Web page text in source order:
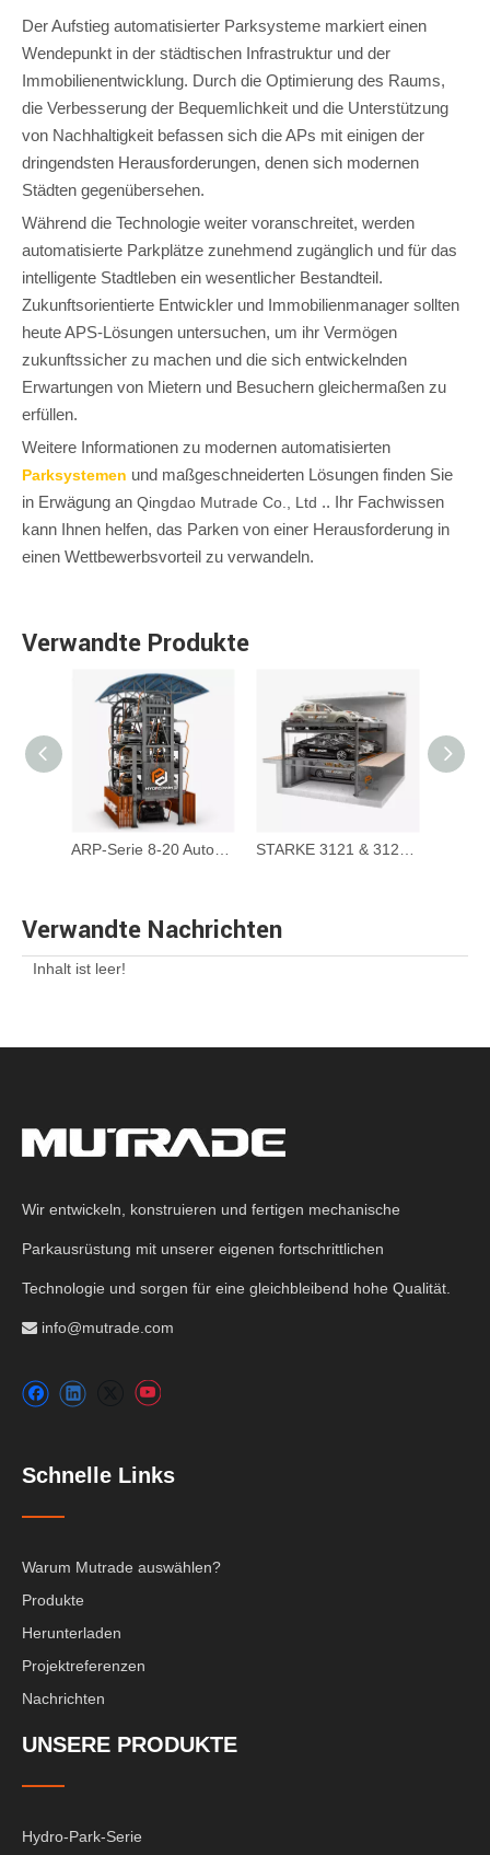
Der Aufstieg automatisierter Parksysteme markiert einen
Wendepunkt in der städtischen Infrastruktur und der
Immobilienentwicklung. Durch die Optimierung des Raums,
die Verbesserung der Bequemlichkeit und die Unterstützung
von Nachhaltigkeit befassen sich die APs mit einigen der
dringendsten Herausforderungen, denen sich modernen
Städten gegenübersehen.
Während die Technologie weiter voranschreitet, werden
automatisierte Parkplätze zunehmend zugänglich und für das
intelligente Stadtleben ein wesentlicher Bestandteil.
Zukunftsorientierte Entwickler und Immobilienmanager sollten
heute APS-Lösungen untersuchen, um ihr Vermögen
zukunftssicher zu machen und die sich entwickelnden
Erwartungen von Mietern und Besuchern gleichermaßen zu
erfüllen.
Weitere Informationen zu modernen automatisierten
Parksystemen und maßgeschneiderten Lösungen finden Sie
in Erwägung an Qingdao Mutrade Co., Ltd .. Ihr Fachwissen
kann Ihnen helfen, das Parken von einer Herausforderung in
einen Wettbewerbsvorteil zu verwandeln.
Verwandte Produkte
Verwandte Nachrichten
Inhalt ist leer!
Wir entwickeln, konstruieren und fertigen mechanische
Parkausrüstung mit unserer eigenen fortschrittlichen
Technologie und sorgen für eine gleichbleibend hohe Qualität.
 info@mutrade.com
Schnelle Links
Warum Mutrade auswählen?
Produkte
Herunterladen
Projektreferenzen
Nachrichten
UNSERE PRODUKTE
Hydro-Park-Serie